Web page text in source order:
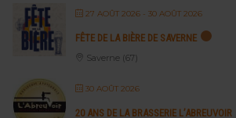
27 AOÛT 2026 - 30 AOÛT 2026
FÊTE DE LA BIÈRE DE SAVERNE
Saverne (67)
30 AOÛT 2026
20 ANS DE LA BRASSERIE L’ABREUVOIR